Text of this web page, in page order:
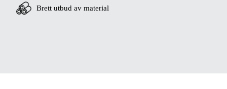
Brett utbud av material